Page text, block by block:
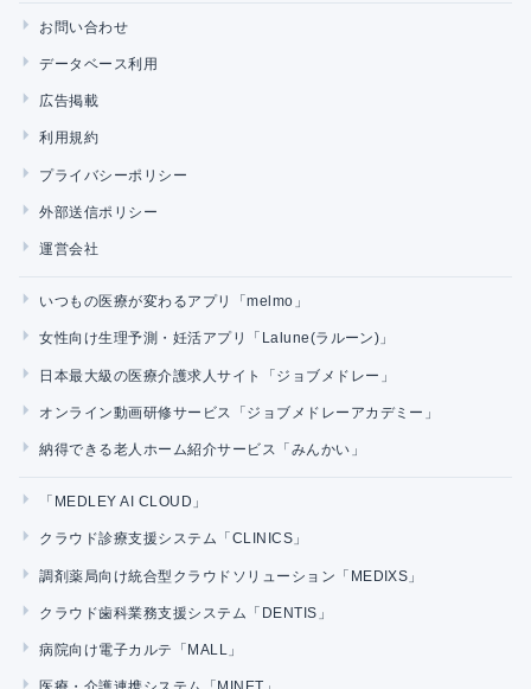
お問い合わせ
データベース利用
広告掲載
利用規約
プライバシーポリシー
外部送信ポリシー
運営会社
いつもの医療が変わるアプリ「melmo」
女性向け生理予測・妊活アプリ「Lalune(ラルーン)」
日本最大級の医療介護求人サイト「ジョブメドレー」
オンライン動画研修サービス「ジョブメドレーアカデミー」
納得できる老人ホーム紹介サービス「みんかい」
「MEDLEY AI CLOUD」
クラウド診療支援システム「CLINICS」
調剤薬局向け統合型クラウドソリューション「MEDIXS」
クラウド歯科業務支援システム「DENTIS」
病院向け電子カルテ「MALL」